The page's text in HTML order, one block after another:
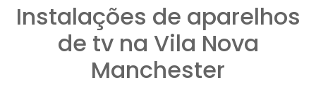
Instalações de aparelhos
de tv na Vila Nova
Manchester